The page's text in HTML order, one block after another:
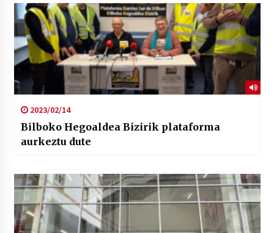
2023/02/14
Bilboko Hegoaldea Bizirik plataforma
aurkeztu dute